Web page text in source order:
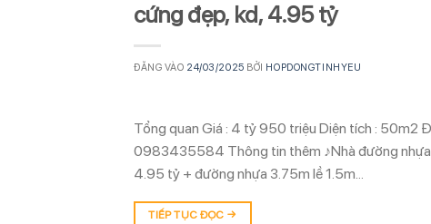
cứng đẹp, kd, 4.95 tỷ
ĐĂNG VÀO 24/03/2025 BỞI HOPDONGTINHYEU
Tổng quan Giá : 4 tỷ 950 triệu Diện tích : 50m2
0983435584 Thông tin thêm ♪Nhà đường nhựa
4.95 tỷ + đường nhựa 3.75m lề 1.5m…
TIẾP TỤC ĐỌC →